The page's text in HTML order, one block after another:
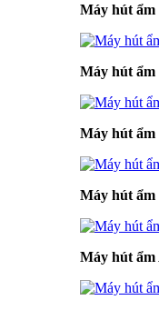
Máy hút
Máy hút ẩm
Máy hút ẩm
Máy hút ẩm
Máy hút ẩm